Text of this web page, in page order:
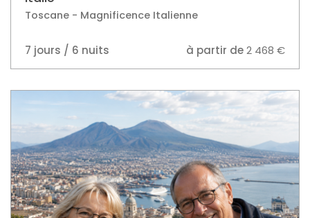
7 jours / 6 nuits à partir de